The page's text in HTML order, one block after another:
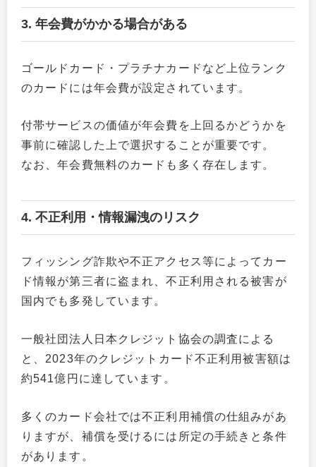
3. 年会費がかかる場合がある
ゴールドカード・プラチナカードなど上位ランク
のカードには年会費が設定されています。
付帯サービスの価値が年会費を上回るかどうかを
事前に確認した上で選択することが重要です。
なお、年会費無料のカードも多く存在します。
4. 不正利用・情報漏洩のリスク
フィッシング詐欺や不正アクセス等によってカー
ド情報が第三者に盗まれ、不正利用される被害が
国内でも多発しています。
一般社団法人日本クレジット協会の調査による
と、2023年のクレジットカード不正利用被害額は
約541億円に達しています。
多くのカード会社では不正利用補償の仕組みがあ
りますが、補償を受けるには所定の手続きと条件
があります。